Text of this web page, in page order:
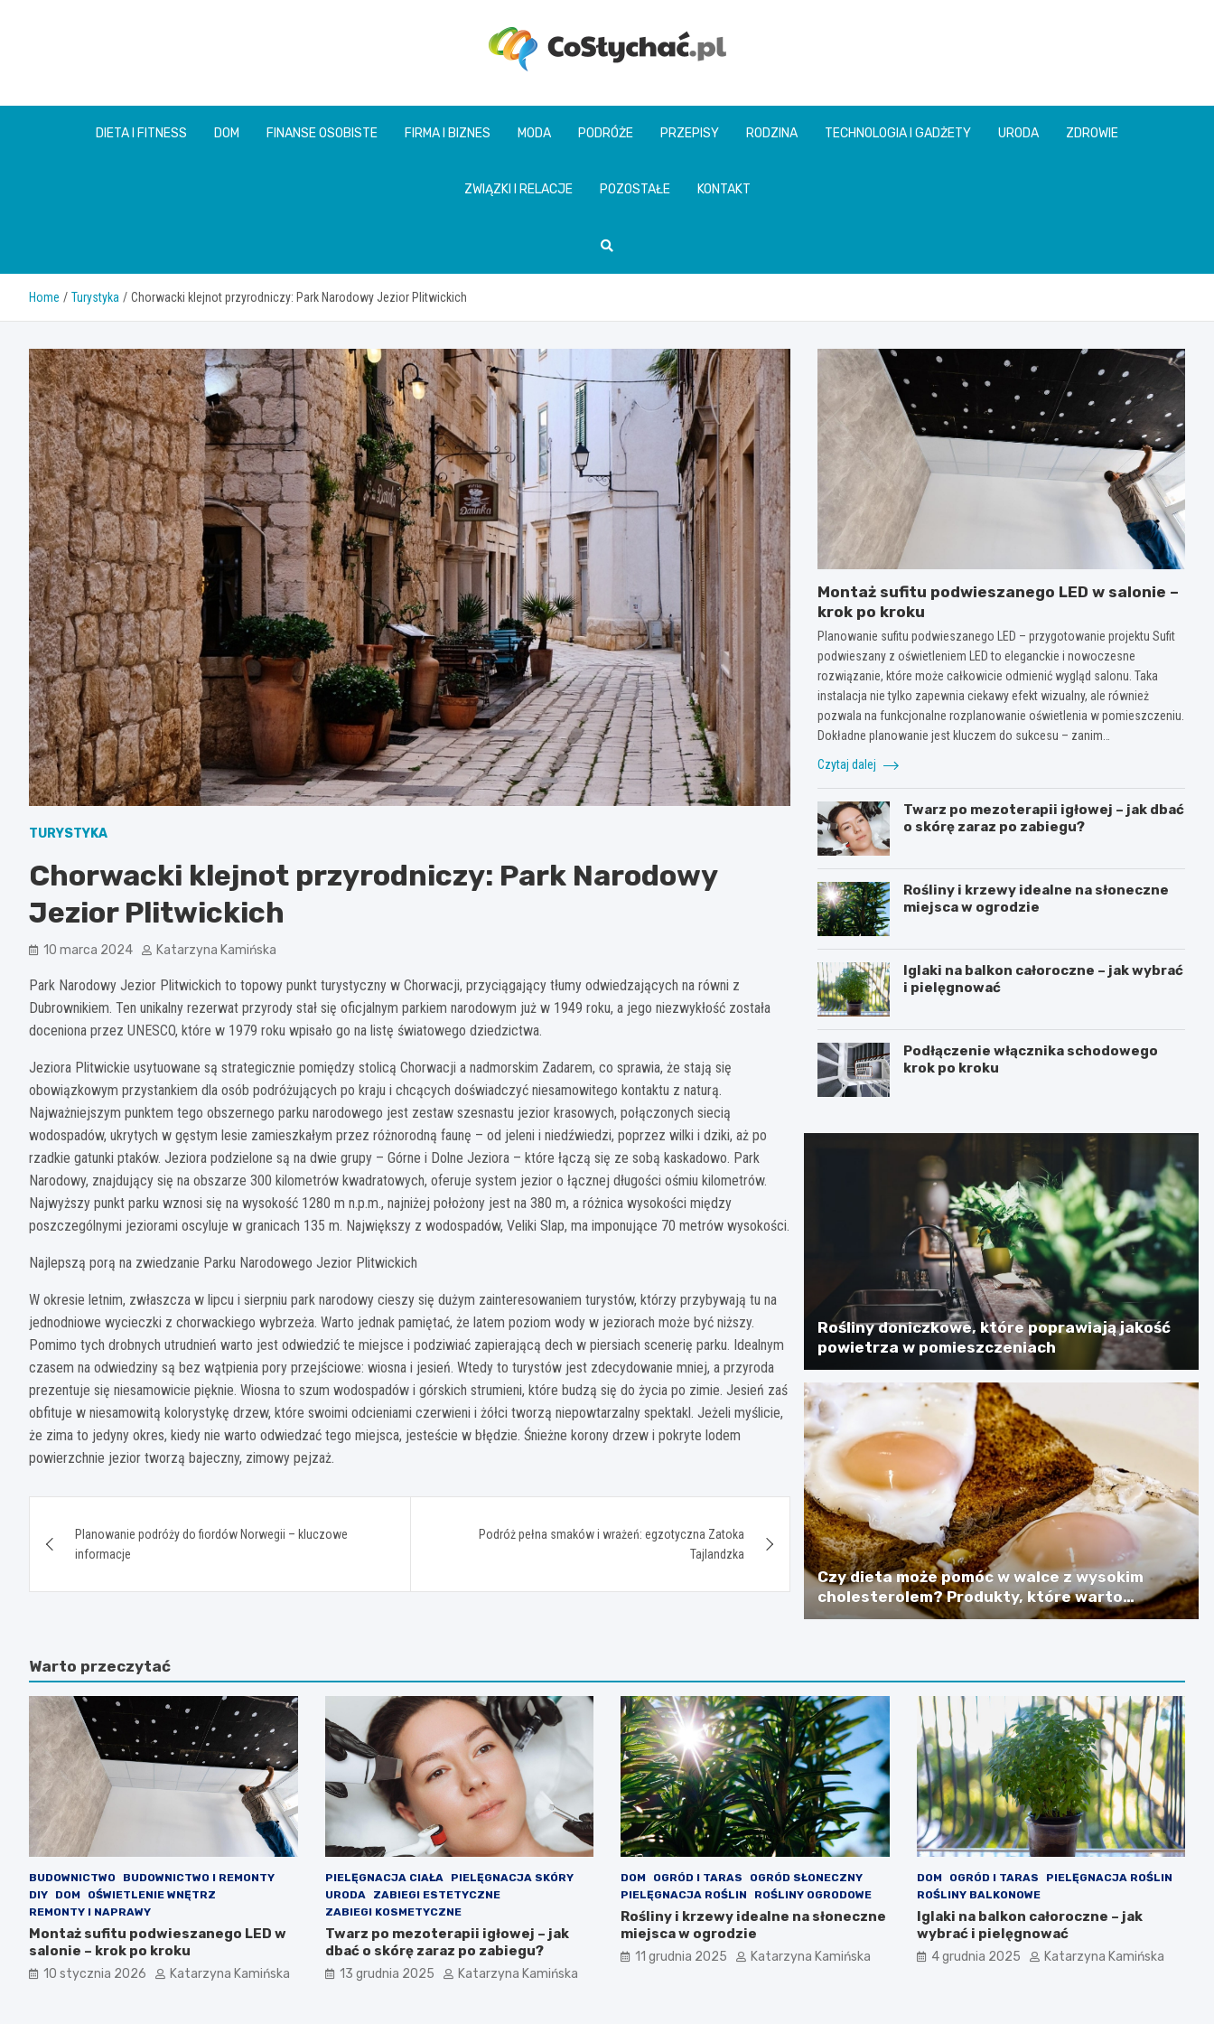
coslychac.pl
DIETA I FITNESS DOM FINANSE OSOBISTE FIRMA I BIZNES MODA PODRÓŻE PRZEPISY RODZINA TECHNOLOGIA I GADŻETY URODA ZDROWIE
ZWIĄZKI I RELACJE POZOSTAŁE KONTAKT
Home Turystyka Chorwacki klejnot przyrodniczy: Park Narodowy Jezior Plitwickich
TURYSTYKA
Chorwacki klejnot przyrodniczy: Park Narodowy
Jezior Plitwickich
10 marca 2024 Katarzyna Kamińska
Park Narodowy Jezior Plitwickich to topowy punkt turystyczny w Chorwacji, przyciągający tłumy odwiedzających na równi z
Dubrownikiem. Ten unikalny rezerwat przyrody stał się oficjalnym parkiem narodowym już w 1949 roku, a jego niezwykłość została
doceniona przez UNESCO, które w 1979 roku wpisało go na listę światowego dziedzictwa.
Jeziora Plitwickie usytuowane są strategicznie pomiędzy stolicą Chorwacji a nadmorskim Zadarem, co sprawia, że stają się
obowiązkowym przystankiem dla osób podróżujących po kraju i chcących doświadczyć niesamowitego kontaktu z naturą.
Najważniejszym punktem tego obszernego parku narodowego jest zestaw szesnastu jezior krasowych, połączonych siecią
wodospadów, ukrytych w gęstym lesie zamieszkałym przez różnorodną faunę – od jeleni i niedźwiedzi, poprzez wilki i dziki, aż po
rzadkie gatunki ptaków. Jeziora podzielone są na dwie grupy – Górne i Dolne Jeziora – które łączą się ze sobą kaskadowo. Park
Narodowy, znajdujący się na obszarze 300 kilometrów kwadratowych, oferuje system jezior o łącznej długości ośmiu kilometrów.
Najwyższy punkt parku wznosi się na wysokość 1280 m n.p.m., najniżej położony jest na 380 m, a różnica wysokości między
poszczególnymi jeziorami oscyluje w granicach 135 m. Największy z wodospadów, Veliki Slap, ma imponujące 70 metrów wysokości.
Najlepszą porą na zwiedzanie Parku Narodowego Jezior Plitwickich
W okresie letnim, zwłaszcza w lipcu i sierpniu park narodowy cieszy się dużym zainteresowaniem turystów, którzy przybywają tu na
jednodniowe wycieczki z chorwackiego wybrzeża. Warto jednak pamiętać, że latem poziom wody w jeziorach może być niższy.
Pomimo tych drobnych utrudnień warto jest odwiedzić te miejsce i podziwiać zapierającą dech w piersiach scenerię parku. Idealnym
czasem na odwiedziny są bez wątpienia pory przejściowe: wiosna i jesień. Wtedy to turystów jest zdecydowanie mniej, a przyroda
prezentuje się niesamowicie pięknie. Wiosna to szum wodospadów i górskich strumieni, które budzą się do życia po zimie. Jesień zaś
obfituje w niesamowitą kolorystykę drzew, które swoimi odcieniami czerwieni i żółci tworzą niepowtarzalny spektakl. Jeżeli myślicie,
że zima to jedyny okres, kiedy nie warto odwiedzać tego miejsca, jesteście w błędzie. Śnieżne korony drzew i pokryte lodem
powierzchnie jezior tworzą bajeczny, zimowy pejzaż.
wpisuPlanowanie podróży do fiordów Norwegii – kluczowe
informacje
Podróż pełna smaków i wrażeń: egzotyczna Zatoka
Tajlandzka
Montaż sufitu podwieszanego LED w salonie –
krok po kroku
Planowanie sufitu podwieszanego LED – przygotowanie projektu Sufit
podwieszany z oświetleniem LED to eleganckie i nowoczesne
rozwiązanie, które może całkowicie odmienić wygląd salonu. Taka
instalacja nie tylko zapewnia ciekawy efekt wizualny, ale również
pozwala na funkcjonalne rozplanowanie oświetlenia w pomieszczeniu.
Dokładne planowanie jest kluczem do sukcesu – zanim…
Czytaj dalej
Twarz po mezoterapii igłowej – jak dbać
o skórę zaraz po zabiegu?
Rośliny i krzewy idealne na słoneczne
miejsca w ogrodzie
Iglaki na balkon całoroczne – jak wybrać
i pielęgnować
Podłączenie włącznika schodowego
krok po kroku
Rośliny doniczkowe, które poprawiają jakość
powietrza w pomieszczeniach
Czy dieta może pomóc w walce z wysokim
cholesterolem? Produkty, które warto
spożywać
Warto przeczytać
BUDOWNICTWO
BUDOWNICTWO I REMONTY
DIY
DOM
OŚWIETLENIE WNĘTRZ
REMONTY I NAPRAWY
Montaż sufitu podwieszanego LED w
salonie – krok po kroku
10 stycznia 2026 Katarzyna Kamińska
PIELĘGNACJA CIAŁA
PIELĘGNACJA SKÓRY
URODA
ZABIEGI ESTETYCZNE
ZABIEGI KOSMETYCZNE
Twarz po mezoterapii igłowej – jak
dbać o skórę zaraz po zabiegu?
13 grudnia 2025 Katarzyna Kamińska
DOM OGRÓD I TARAS
OGRÓD SŁONECZNY
PIELĘGNACJA ROŚLIN
ROŚLINY OGRODOWE
Rośliny i krzewy idealne na słoneczne
miejsca w ogrodzie
11 grudnia 2025 Katarzyna Kamińska
DOM OGRÓD I TARAS
PIELĘGNACJA ROŚLIN
ROŚLINY BALKONOWE
Iglaki na balkon całoroczne – jak
wybrać i pielęgnować
4 grudnia 2025 Katarzyna Kamińska